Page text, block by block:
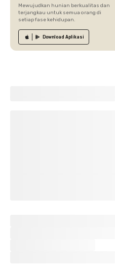
Mewujudkan hunian berkualitas dan
terjangkau untuk semua orang di
setiap fase kehidupan.
Download Aplikasi